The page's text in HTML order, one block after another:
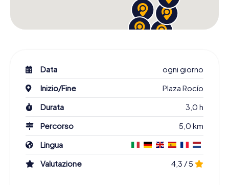
Data
ogni giorno
Inizio/Fine
Plaza Rocío
Durata
3,0 h
Percorso
5,0 km
Lingua
Valutazione
4,3 / 5